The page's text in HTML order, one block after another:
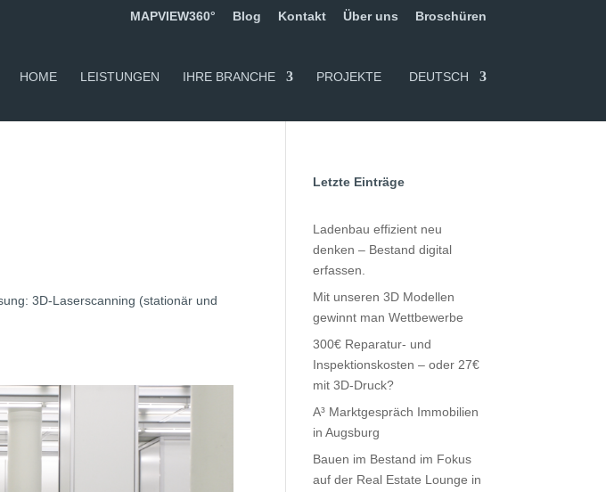
MAPVIEW360° Blog Kontakt Über uns Broschüren
HOME LEISTUNGEN IHRE BRANCHE PROJEKTE DEUTSCH
3D-Laserscanning (stationär und
Letzte Einträge
Ladenbau effizient neu
denken – Bestand digital
erfassen.
Mit unseren 3D Modellen
gewinnt man Wettbewerbe
300€ Reparatur- und
Inspektionskosten – oder 27€
mit 3D-Druck?
A³ Marktgespräch Immobilien
in Augsburg
Bauen im Bestand im Fokus
auf der Real Estate Lounge in